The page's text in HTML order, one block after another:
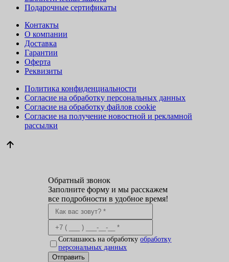
Подарочные сертификаты
Контакты
О компании
Доставка
Гарантии
Оферта
Реквизиты
Политика конфиденциальности
Согласие на обработку персональных данных
Согласие на обработку файлов cookie
Согласие на получение новостной и рекламной
рассылки
Обратный звонок
Заполните форму и мы расскажем
все подробности в удобное время!
Соглашаюсь на обработкуобработку
персональных данных
Отправить